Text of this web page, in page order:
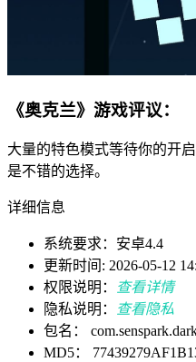
《奥克兰》游戏评议：
大量的特色模式等待你的开
是不错的选择。
详细信息
系统要求：安卓4.4
更新时间: 2026-05-12
权限说明： 查看详情
隐私说明： 查看隐私
包名：
MD5：